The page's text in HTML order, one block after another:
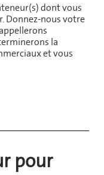
dont vous
Donnez-nous votre
la
et vous
pour